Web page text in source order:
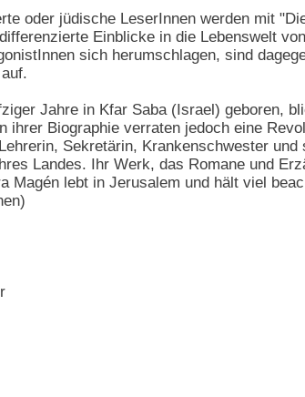
oder jüdische LeserInnen werden mit
Einblicke in die Lebenswelt
sich herumschlagen, sind
Jahre in Kfar Saba (Israel) geboren,
ihrer Biographie verraten jedoch eine
Sekretärin, Krankenschwester
Landes. Ihr Werk, das Romane und
Magén lebt in Jerusalem und hält viel